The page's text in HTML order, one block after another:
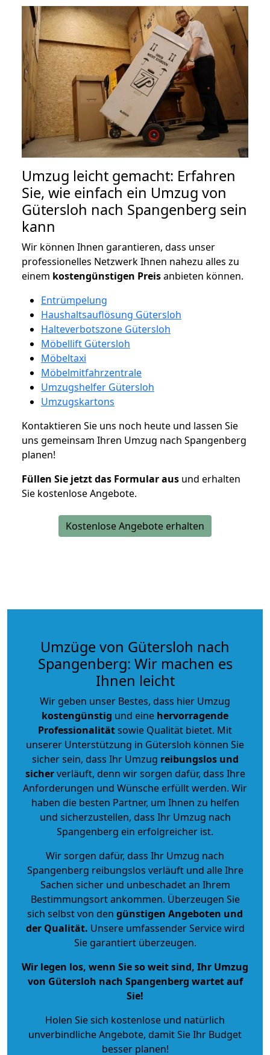
Umzug leicht gemacht: Erfahren
Sie, wie einfach ein Umzug von
Gütersloh nach Spangenberg sein
kann
Wir können Ihnen garantieren, dass unser
professionelles Netzwerk Ihnen nahezu alles zu
einem kostengünstigen Preisanbieten können.
Entrümpelung
Haushaltsauflösung Gütersloh
Halteverbotszone Gütersloh
Möbellift Gütersloh
Möbeltaxi
Möbelmitfahrzentrale
Umzugshelfer Gütersloh
Umzugskartons
Kontaktieren Sie uns noch heute und lassen Sie
uns gemeinsam Ihren Umzug nach Spangenberg
planen!
Füllen Sie jetzt das Formular aus und erhalten
Sie kostenlose Angebote.
Kostenlose Angebote erhalten
Umzüge von Gütersloh nach
Spangenberg: Wir machen es
Ihnen leicht
Wir geben unser Bestes, dass hier Umzug
kostengünstig und eine hervorragende
Professionalitätsowie Qualität bietet. Mit
unserer Unterstützung in Gütersloh können Sie
sicher sein, dass Ihr Umzug reibungslos und
sicherverläuft, denn wir sorgen dafür, dass Ihre
Anforderungen und Wünsche erfüllt werden. Wir
haben die besten Partner, um Ihnen zu helfen
und sicherzustellen, dass Ihr Umzug nach
Spangenberg ein erfolgreicher ist.
Wir sorgen dafür, dass Ihr Umzug nach
Spangenberg reibungslos verläuft und alle Ihre
Sachen sicher und unbeschadet an Ihrem
Bestimmungsort ankommen. Überzeugen Sie
sich selbst von den günstigen Angeboten und
der Qualität. Unsere umfassender Service wird
Sie garantiert überzeugen.
Wir legen los, wenn Sie so weit sind, Ihr Umzug
von Gütersloh nach Spangenberg wartet auf
Sie!
Holen Sie sich kostenlose und natürlich
unverbindliche Angebote, damit Sie Ihr Budget
besser planen!